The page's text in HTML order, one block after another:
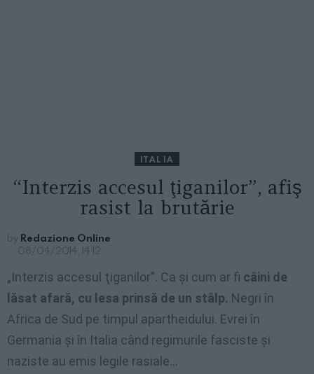
ITALIA
“Interzis accesul ţiganilor”, afiş
rasist la brutărie
by Redazione Online
08/04/2014, 14:12
„Interzis accesul ţiganilor”. Ca şi cum ar fi câini de
lăsat afară, cu lesa prinsă de un stâlp. Negri în
Africa de Sud pe timpul apartheidului. Evrei în
Germania şi în Italia când regimurile fasciste şi
naziste au emis legile rasiale…